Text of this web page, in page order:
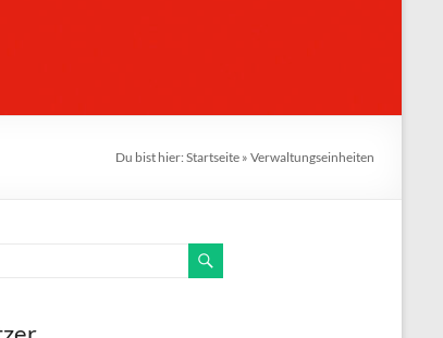
Du bist hier: Startseite » Verwaltungseinheiten